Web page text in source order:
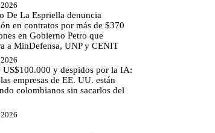
De La Espriella denuncia
en contratos por más de $370
en Gobierno Petro que
a MinDefensa, UNP y CENIT
US$100.000 y despidos por la IA:
empresas de EE. UU. están
colombianos sin sacarlos del